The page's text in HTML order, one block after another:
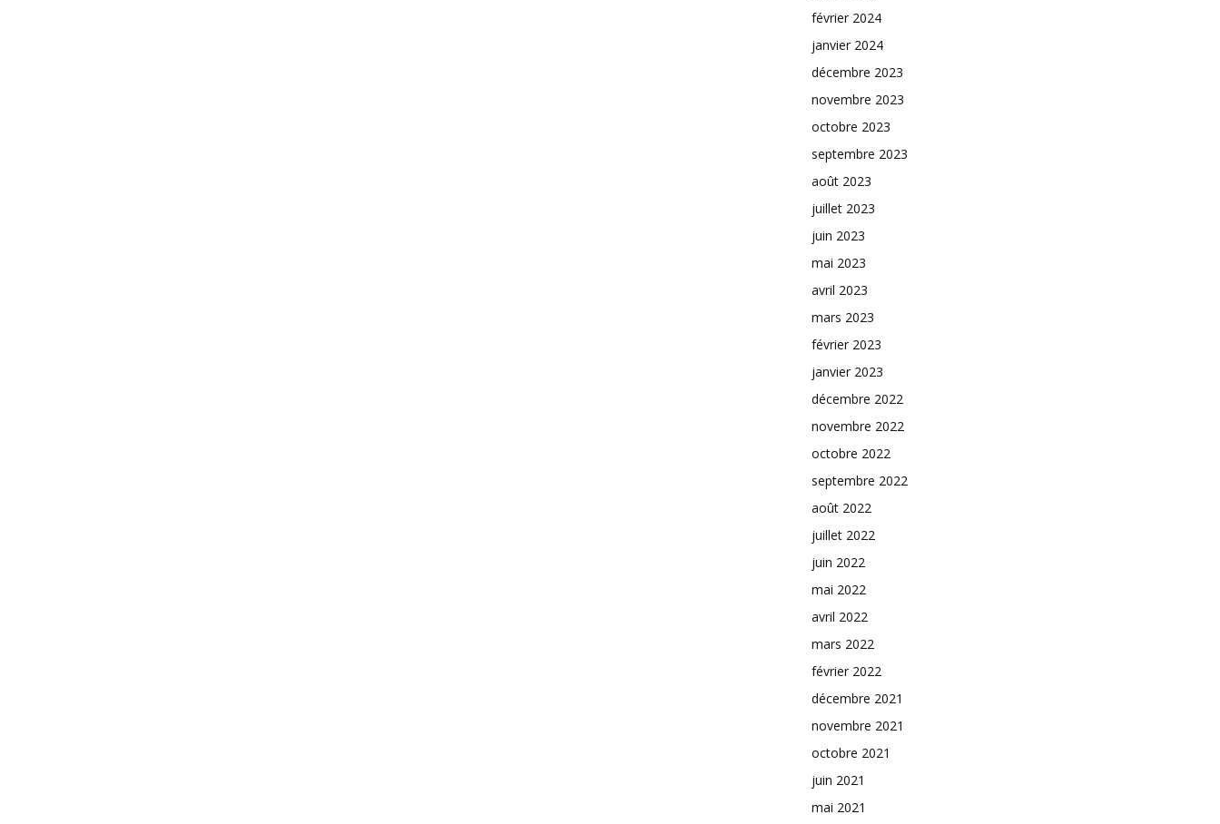
février 2024
janvier 2024
décembre 2023
novembre 2023
octobre 2023
septembre 2023
août 2023
juillet 2023
juin 2023
mai 2023
avril 2023
mars 2023
février 2023
janvier 2023
décembre 2022
novembre 2022
octobre 2022
septembre 2022
août 2022
juillet 2022
juin 2022
mai 2022
avril 2022
mars 2022
février 2022
décembre 2021
novembre 2021
octobre 2021
juin 2021
mai 2021